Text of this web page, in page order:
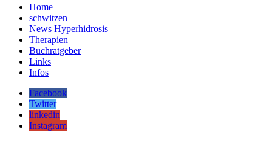
Home
schwitzen
News Hyperhidrosis
Therapien
Buchratgeber
Links
Infos
Facebook
Twitter
linkedin
Instagram